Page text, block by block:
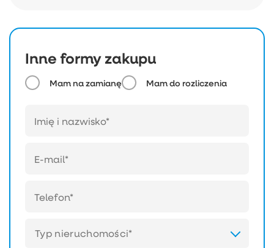
Inne formy zakupu
Mam na zamianę Mam do rozliczenia
Typ nieruchomości*